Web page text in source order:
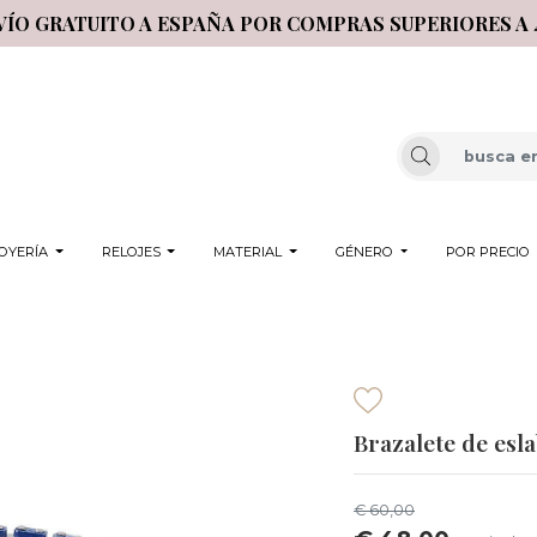
GRATUITO A ESPAÑA POR COMPRAS SUPERIORES
RELOJES MATERIAL GÉNERO POR PRECIO
Brazalete de
€ 60,00